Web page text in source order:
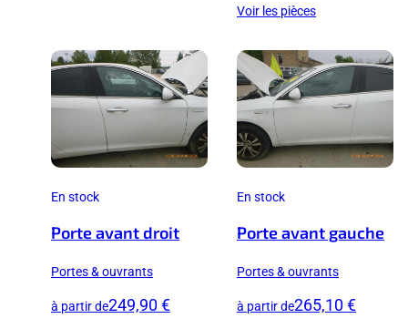
Voir les pièces
En stock
Porte avant droit
Portes & ouvrants
à partir de249,90 €
En stock
Porte avant gauche
Portes & ouvrants
à partir de265,10 €